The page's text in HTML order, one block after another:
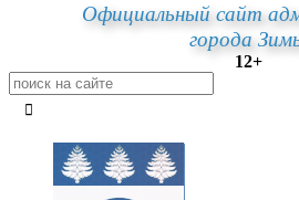
Официальный сайт
города
12+